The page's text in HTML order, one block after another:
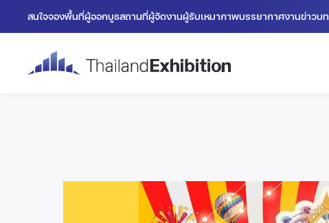
สนใจจองพื้นที่ผู้ออกบูธสถานที่ผู้จัดงานผู้รับเหมาภาพบรรยากาศงานข่าวบ